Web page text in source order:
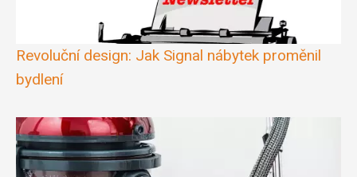
Revoluční design: Jak Signal nábytek proměnil
bydlení